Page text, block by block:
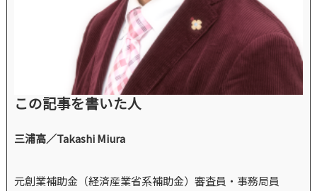
この記事を書いた人
三浦高／Takashi Miura
元創業補助金（経済産業省系補助金）審査員・事務局員